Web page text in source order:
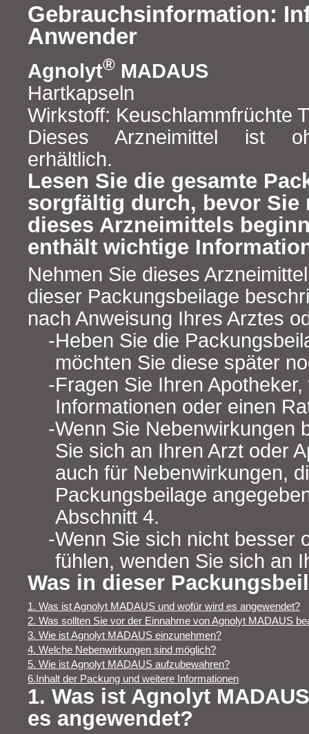
Gebrauchsinformation:
Anwender
Agnolyt® MADAUS
Hartkapseln
Wirkstoff: Keuschlammfrüchte
Dieses Arzneimittel ist
erhältlich.
Lesen Sie die gesamte
sorgfältig durch, bevor Sie
dieses Arzneimittels
enthält wichtige
Nehmen Sie dieses
dieser Packungsbeilage
nach Anweisung Ihres Arztes
Heben Sie die
möchten Sie diese später
Fragen Sie Ihren
Informationen oder einen
Wenn Sie Nebenwirkungen
Sie sich an Ihren Arzt oder
auch für Nebenwirkungen,
Packungsbeilage
Abschnitt 4.
Wenn Sie sich nicht besser
fühlen, wenden Sie sich an
Was in dieser
1. Was ist Agnolyt MADAUS und wofür wird es angewendet?
2. Was sollten Sie vor der Einnahme von Agnolyt MADAUS
3. Wie ist Agnolyt MADAUS einzunehmen?
4. Welche Nebenwirkungen sind möglich?
5. Wie ist Agnolyt MADAUS aufzubewahren?
6.Inhalt der Packung und weitere Informationen
1. Was ist Agnolyt
es angewendet?